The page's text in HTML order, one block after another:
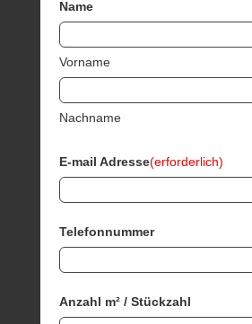
Name
Vorname
Nachname
E-mail Adresse(erforderlich)
Telefonnummer
Anzahl m² / Stückzahl